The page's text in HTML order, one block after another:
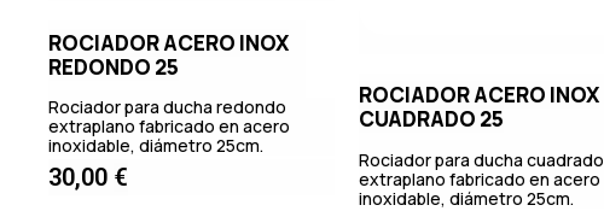
ROCIADOR ACERO INOX
REDONDO 25
Rociador para ducha redondo
extraplano fabricado en acero
inoxidable, diámetro 25cm.
30,00 €
ROCIADOR ACERO INOX
CUADRADO 25
Rociador para ducha cuadrado
extraplano fabricado en acero
inoxidable, diámetro 25cm.